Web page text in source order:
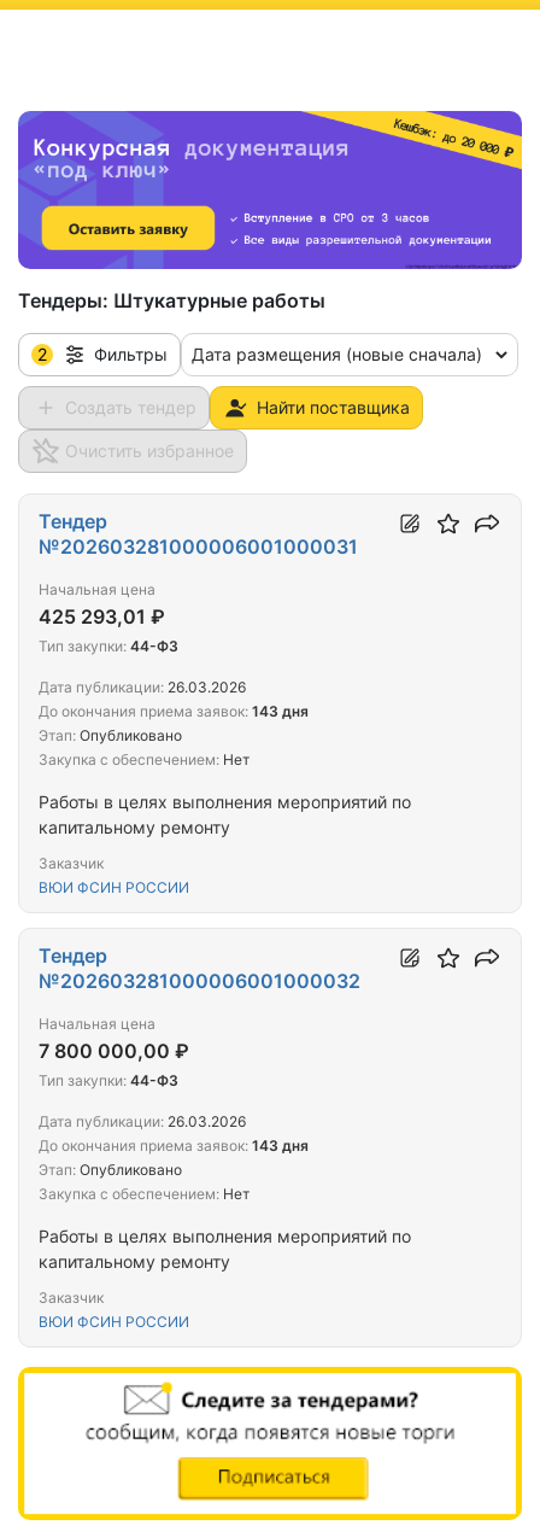
Тендеры: Штукатурные работы
2 Фильтры Дата размещения (новые сначала)
Создать тендер Найти поставщика
Очистить избранное
Работы в целях выполнения мероприятий по
капитальному ремонту
Заказчик
ВЮИ ФСИН РОССИИ
Тендер
№202603281000006001000031
Начальная цена
425 293,01 ₽
Тип закупки: 44-ФЗ
Дата публикации: 26.03.2026
До окончания приема заявок: 143 дня
Этап: Опубликовано
Закупка с обеспечением: Нет
Работы в целях выполнения мероприятий по
капитальному ремонту
Заказчик
ВЮИ ФСИН РОССИИ
Тендер
№202603281000006001000032
Начальная цена
7 800 000,00 ₽
Тип закупки: 44-ФЗ
Дата публикации: 26.03.2026
До окончания приема заявок: 143 дня
Этап: Опубликовано
Закупка с обеспечением: Нет